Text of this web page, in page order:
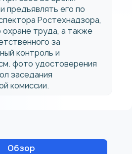
предъявлять его по
Ростехнадзора,
охране труда, а также
за
контроль и
фото удостоверения
заседания
комиссии.
Обзор